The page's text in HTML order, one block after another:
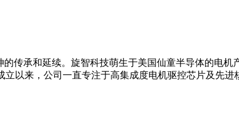
传承和延续。旋智科技萌生于美国仙童半导体的电
以来，公司一直专注于高集成度电机驱控芯片及先